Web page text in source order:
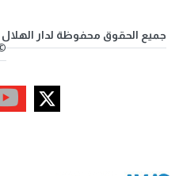
جميع الحقوق محفوظة لدار